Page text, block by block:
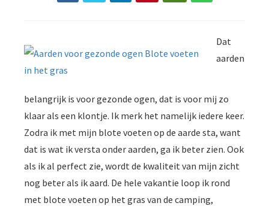
Dat
aarden
belangrijk is voor gezonde ogen, dat is voor mij zo
klaar als een klontje. Ik merk het namelijk iedere keer.
Zodra ik met mijn blote voeten op de aarde sta, want
dat is wat ik versta onder aarden, ga ik beter zien. Ook
als ik al perfect zie, wordt de kwaliteit van mijn zicht
nog beter als ik aard. De hele vakantie loop ik rond
met blote voeten op het gras van de camping,